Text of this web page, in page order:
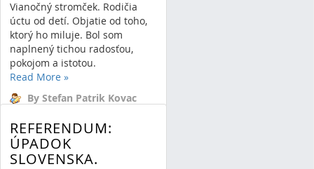
Vianočný stromček. Rodičia
úctu od detí. Objatie od toho,
ktorý ho miluje. Bol som
naplnený tichou radosťou,
pokojom a istotou.
Read More »
By Stefan Patrik Kovac
4 Comments
od boha
REFERENDUM:
ÚPADOK
SLOVENSKA.